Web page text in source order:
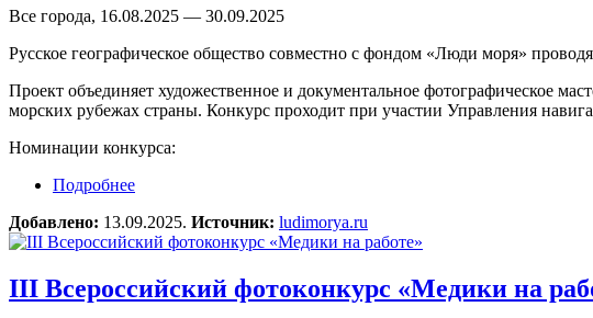
Все города, 16.08.2025 — 30.09.2025
Русское географическое общество совместно с фондом «Люди моря»
Проект объединяет художественное и документальное фотографическое
морских рубежах страны. Конкурс проходит при участии Управления
Номинации конкурса:
Подробнее
Добавлено: 13.09.2025. Источник: ludimorya.ru
III Всероссийский фотоконкурс «Медики на